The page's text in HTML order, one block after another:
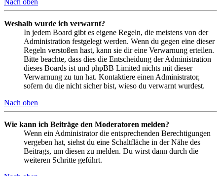
Nach oben
Weshalb wurde ich verwarnt?
In jedem Board gibt es eigene Regeln, die meistens von der
Administration festgelegt werden. Wenn du gegen eine dieser
Regeln verstoßen hast, kann sie dir eine Verwarnung erteilen.
Bitte beachte, dass dies die Entscheidung der Administration
dieses Boards ist und phpBB Limited nichts mit dieser
Verwarnung zu tun hat. Kontaktiere einen Administrator,
sofern du die nicht sicher bist, wieso du verwarnt wurdest.
Nach oben
Wie kann ich Beiträge den Moderatoren melden?
Wenn ein Administrator die entsprechenden Berechtigungen
vergeben hat, siehst du eine Schaltfläche in der Nähe des
Beitrags, um diesen zu melden. Du wirst dann durch die
weiteren Schritte geführt.